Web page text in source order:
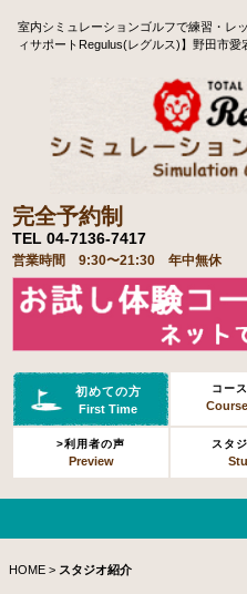
室内シミュレーションゴルフで練習・レ
ィサポートRegulus(レグルス)】野田市愛
完全予約制
TEL 04-7136-7417
営業時間 9:30〜21:30 年中無休
初めての方
First Time
コー
>利用者の声
Preview
スタ
HOME
HOME > スタジオ紹介